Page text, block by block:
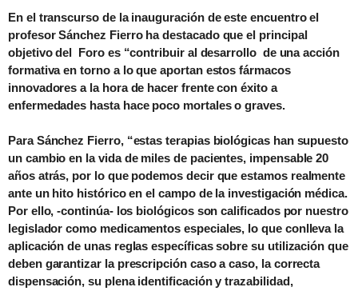
En el transcurso de la inauguración de este encuentro el
profesor Sánchez Fierro ha destacado queel principal
objetivo del Foro es “contribuir al desarrollo de una acción
formativa en torno a lo queaportanestos fármacos
innovadores a la hora de hacer frente con éxito a
enfermedades hasta hace poco mortales o graves.
Para Sánchez Fierro, “estas terapias biológicas han supuesto
un cambio en la vida de miles de pacientes, impensable 20
años atrás, por lo que podemos decir que estamos realmente
ante un hito histórico en el campo de la investigación médica.
Por ello, -continúa- los biológicos son calificados por nuestro
legislador como medicamentos especiales, lo que conlleva la
aplicación de unas reglas específicassobre su utilización que
deben garantizar la prescripción caso a caso, la correcta
dispensación, su plena identificación y trazabilidad,